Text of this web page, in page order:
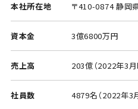
本社所在地 〒410-0874 静岡
資本金 3億6800万円
売上高 203億（2022年3月
社員数 4879名（2022年3